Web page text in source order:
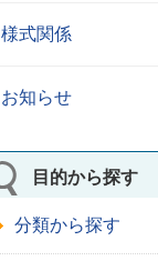
様式関係
お知らせ
目的から探す
分類から探す